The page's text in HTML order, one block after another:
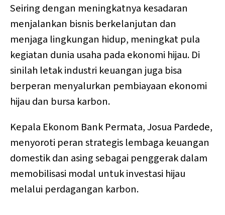
Seiring dengan meningkatnya kesadaran
menjalankan bisnis berkelanjutan dan
menjaga lingkungan hidup, meningkat pula
kegiatan dunia usaha pada ekonomi hijau. Di
sinilah letak industri keuangan juga bisa
berperan menyalurkan pembiayaan ekonomi
hijau dan bursa karbon.
Kepala Ekonom Bank Permata, Josua Pardede,
menyoroti peran strategis lembaga keuangan
domestik dan asing sebagai penggerak dalam
memobilisasi modal untuk investasi hijau
melalui perdagangan karbon.